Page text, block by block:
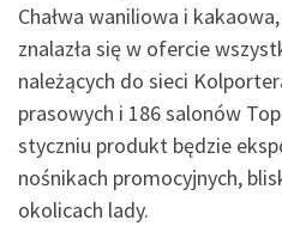
Chałwa waniliowa i
znalazła się w ofercie
należących do sieci
prasowych i 186 salonów
styczniu produkt będzie
nośnikach promocyjnych,
okolicach lady.